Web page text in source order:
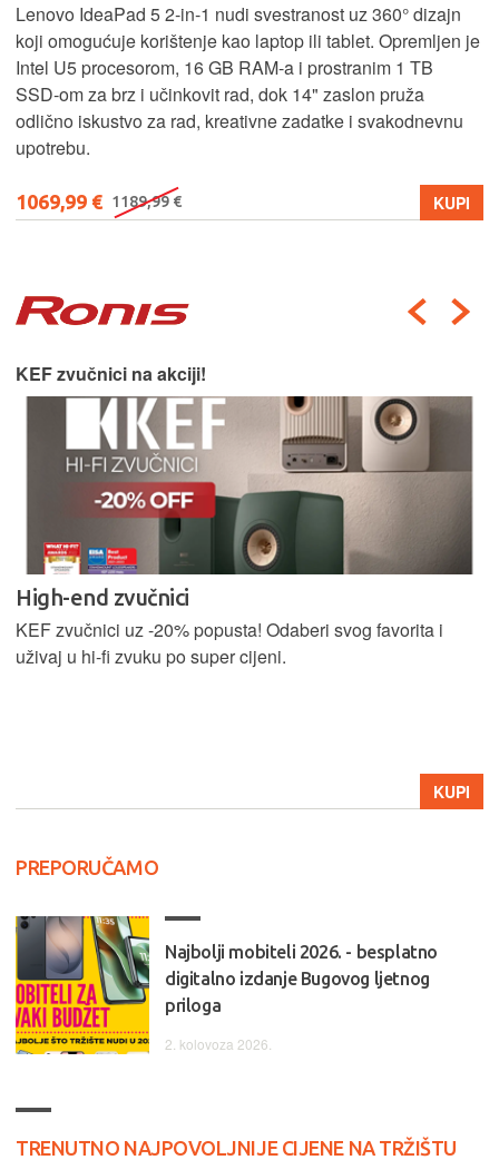
Lenovo IdeaPad 5 2‑in‑1 nudi svestranost uz 360° dizajn
koji omogućuje korištenje kao laptop ili tablet. Opremljen je
Intel U5 procesorom, 16 GB RAM-a i prostranim 1 TB
SSD‑om za brz i učinkovit rad, dok 14" zaslon pruža
odlično iskustvo za rad, kreativne zadatke i svakodnevnu
upotrebu.
1069,99 € 1189,99 € KUPI
KEF zvučnici na akciji!
High-end zvučnici
KEF zvučnici uz -20% popusta! Odaberi svog favorita i
uživaj u hi-fi zvuku po super cijeni.
KUPI
PREPORUČAMO
Najbolji mobiteli 2026. - besplatno
digitalno izdanje Bugovog ljetnog
priloga
2. kolovoza 2026.
TRENUTNO NAJPOVOLJNIJE CIJENE NA TRŽIŠTU